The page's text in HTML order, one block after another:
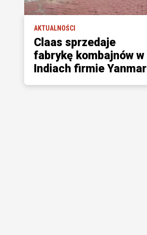
AKTUALNOŚCI
Claas sprzedaje
fabrykę kombajnów w
Indiach firmie Yanmar